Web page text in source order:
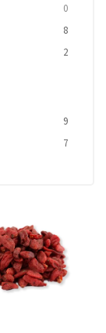
0
8
2
9
7